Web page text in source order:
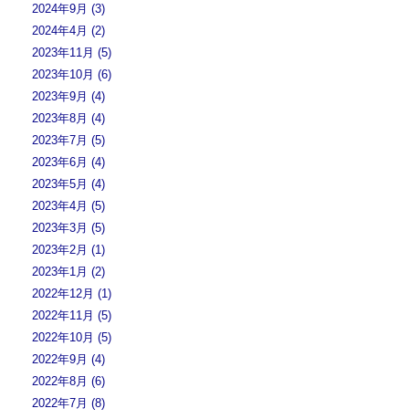
2024年9月 (3)
2024年4月 (2)
2023年11月 (5)
2023年10月 (6)
2023年9月 (4)
2023年8月 (4)
2023年7月 (5)
2023年6月 (4)
2023年5月 (4)
2023年4月 (5)
2023年3月 (5)
2023年2月 (1)
2023年1月 (2)
2022年12月 (1)
2022年11月 (5)
2022年10月 (5)
2022年9月 (4)
2022年8月 (6)
2022年7月 (8)